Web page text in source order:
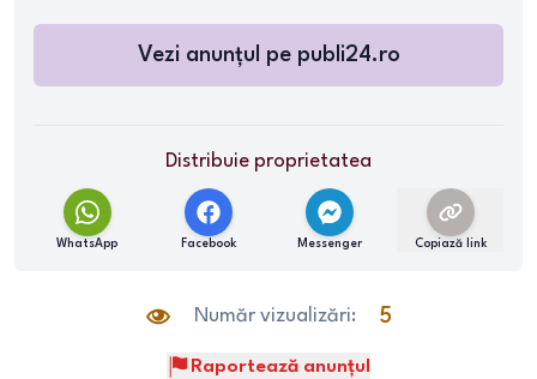
Vezi anunțul pe publi24.ro
Distribuie proprietatea
WhatsApp Facebook Messenger Copiază link
Număr vizualizări: 5
Raportează anunțul